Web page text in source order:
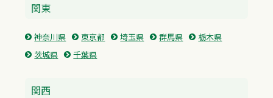
関東
神奈川県 東京都 埼玉県 群馬県
栃木県
茨城県
千葉県
関西